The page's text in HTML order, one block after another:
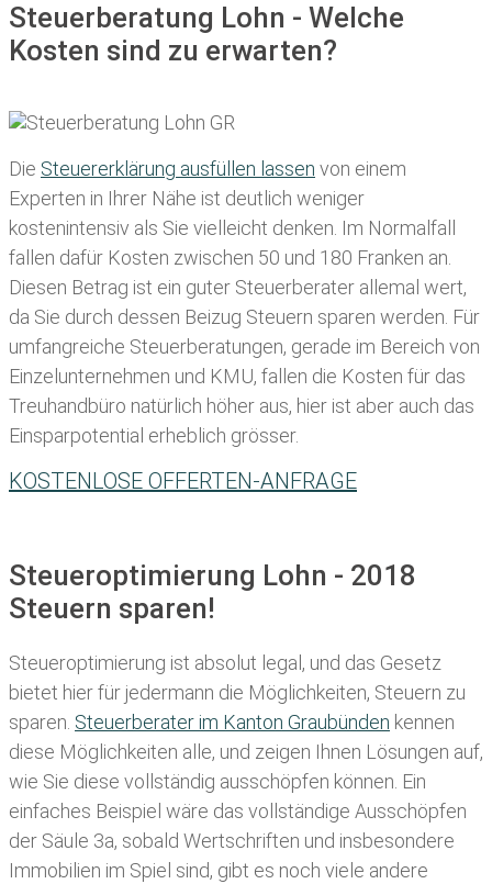
Steuerberatung Lohn - Welche
Kosten sind zu erwarten?
Die Steuererklärung ausfüllen lassen von einem
Experten in Ihrer Nähe ist deutlich weniger
kostenintensiv als Sie vielleicht denken. Im Normalfall
fallen dafür Kosten zwischen 50 und 180 Franken an.
Diesen Betrag ist ein guter Steuerberater allemal wert,
da Sie durch dessen Beizug Steuern sparen werden. Für
umfangreiche Steuerberatungen, gerade im Bereich von
Einzelunternehmen und KMU, fallen die Kosten für das
Treuhandbüro natürlich höher aus, hier ist aber auch das
Einsparpotential erheblich grösser.
KOSTENLOSE OFFERTEN-ANFRAGE
Steueroptimierung Lohn - 2018
Steuern sparen!
Steueroptimierung ist absolut legal, und das Gesetz
bietet hier für jedermann die Möglichkeiten, Steuern zu
sparen. Steuerberater im K anton Graubünden kennen
diese Möglichkeiten alle, und zeigen Ihnen Lösungen auf,
wie Sie diese vollständig ausschöpfen können. Ein
einfaches Beispiel wäre das vollständige Ausschöpfen
der Säule 3a, sobald Wertschriften und insbesondere
Immobilien im Spiel sind, gibt es noch viele andere